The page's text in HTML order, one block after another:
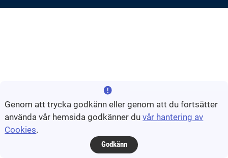
Genom att trycka godkänn eller genom att du fortsätter
använda vår hemsida godkänner duvår hantering av
Cookies.
Godkänn